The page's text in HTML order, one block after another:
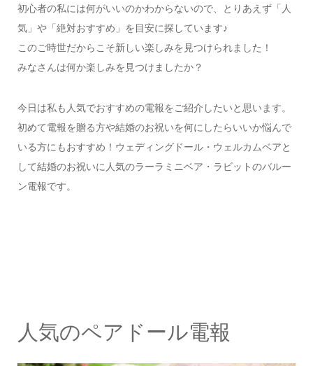
初心者の私には何がいいのかわからないので、とりあえず「人
気」や「絶対おすすめ」を目安に探しています♪
このご時世だからこそ新しい楽しみを見つけられました！
みなさんは何か楽しみを見つけましたか？
今日は私も人気でおすすめの電報をご紹介したいと思います。
初めて電報を贈る方や結婚のお祝いを何にしたらいいか悩んで
いる方にもおすすめ！ウェディングドール・ウェルカムベアと
して結婚のお祝いに人気のラーラミニベア・ラビットのバルー
ン電報です。
人気のペアドール電報